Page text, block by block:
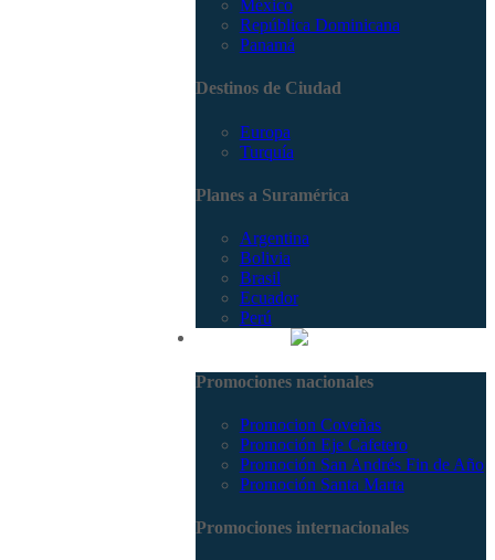
México
República Dominicana
Panamá
Destinos de Ciudad
Europa
Turquía
Planes a Suramérica
Argentina
Bolivia
Brasil
Ecuador
Perú
Promociones nacionales
Promocion Coveñas
Promoción Eje Cafetero
Promoción San Andrés Fin de Año
Promoción Santa Marta
Promociones internacionales